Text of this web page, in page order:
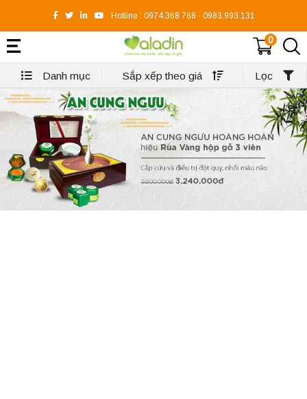
Hotline : 0974.368.768 - 0983.993.131
0
Danh mục Sắp xếp theo giá Lọc